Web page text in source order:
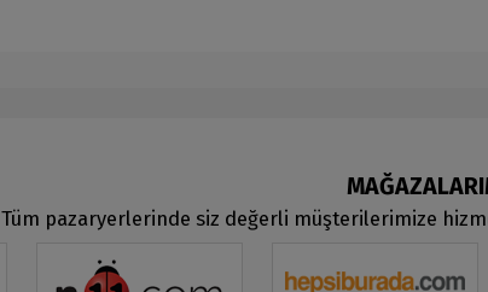
Tüm pazaryerlerinde siz değerli müşterilerimize